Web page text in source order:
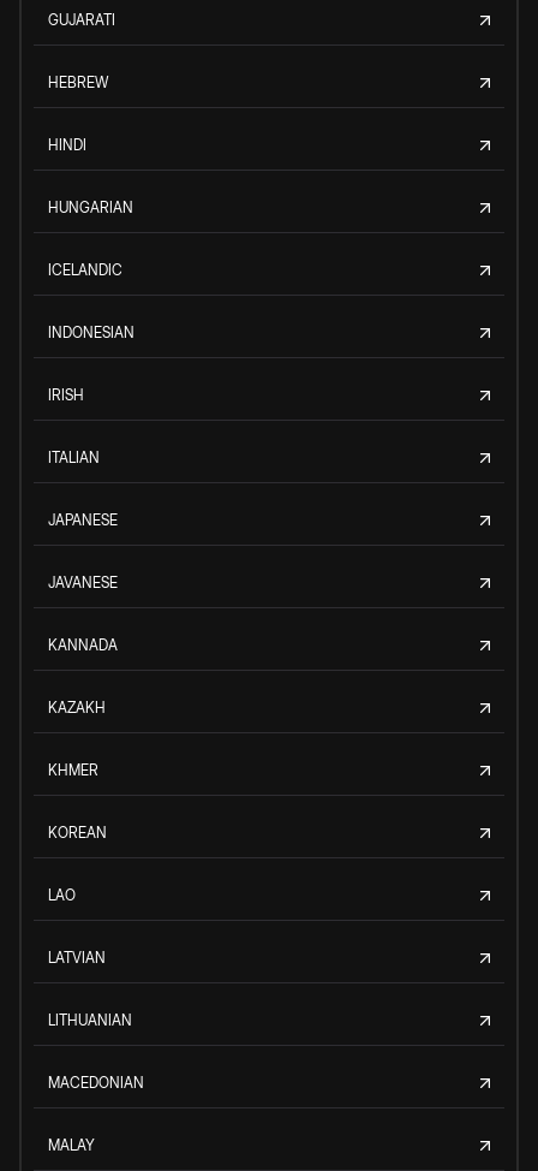
GUJARATI
HEBREW
HINDI
HUNGARIAN
ICELANDIC
INDONESIAN
IRISH
ITALIAN
JAPANESE
JAVANESE
KANNADA
KAZAKH
KHMER
KOREAN
LAO
LATVIAN
LITHUANIAN
MACEDONIAN
MALAY